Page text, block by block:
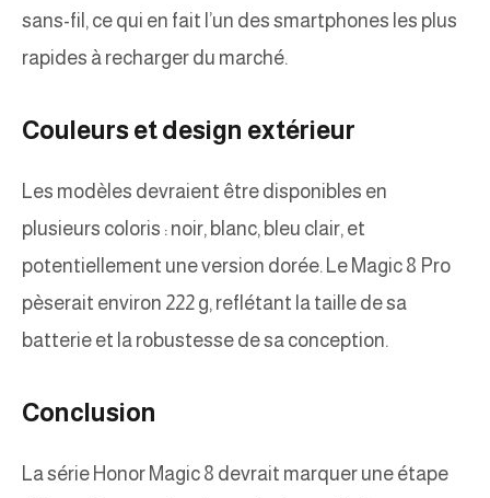
sans-fil, ce qui en fait l’un des smartphones les plus
rapides à recharger du marché.
Couleurs et design extérieur
Les modèles devraient être disponibles en
plusieurs coloris : noir, blanc, bleu clair, et
potentiellement une version dorée. Le Magic 8 Pro
pèserait environ 222 g, reflétant la taille de sa
batterie et la robustesse de sa conception.
Conclusion
La série Honor Magic 8 devrait marquer une étape